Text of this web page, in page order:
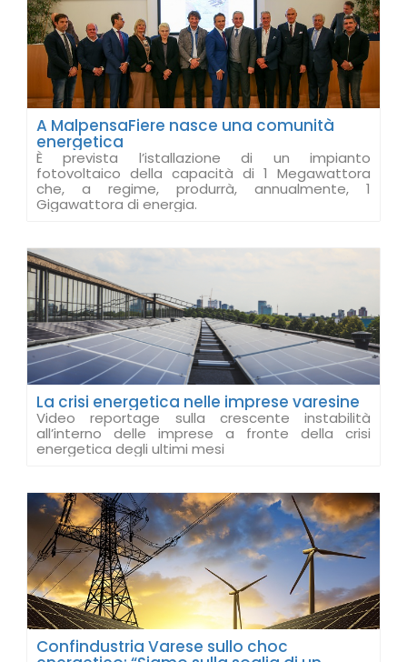
A MalpensaFiere nasce una comunità
energetica
È prevista l’istallazione di un impianto
fotovoltaico della capacità di 1 Megawattora
che, a regime, produrrà, annualmente, 1
Gigawattora di energia.
La crisi energetica nelle imprese varesine
Video reportage sulla crescente instabilità
all’interno delle imprese a fronte della crisi
energetica degli ultimi mesi
Confindustria Varese sullo choc